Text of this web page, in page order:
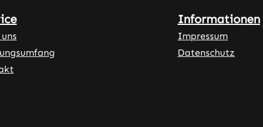
Informationen
Impressum
Datenschutz